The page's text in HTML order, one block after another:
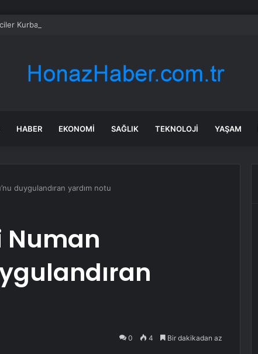
Kurban Bayramı’nda Buluştu
HABER EKONOMI SAĞLIK TEKNOLOJI YAŞAM
duygulandıran yardım notu
Numan
0 4 Bir dakikadan az